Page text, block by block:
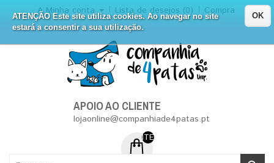
ATENÇÃO Este site utiliza cookies. Ao navegar no site
estará a consentir a sua utilização.
OK
A Minha conta Lista de desejos (0) Compra
APOIO AO CLIENTE
lojaonline@companhiade4patas.pt
ITEM (NS) DE 0 - 0.00€